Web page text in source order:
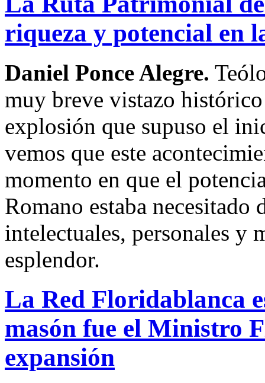
riqueza y potencial en
Daniel Ponce Alegre.
muy breve vistazo
explosión que supuso el
vemos que este
momento en que el
Romano estaba necesitado
intelectuales, personales y
esplendor.
La Red Floridablanca
masón fue el Ministro
expansión